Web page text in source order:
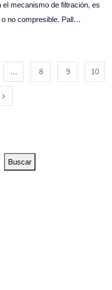
Buscar
mecanismo de filtración, es
no compresible. Pall…
… 8 9 10